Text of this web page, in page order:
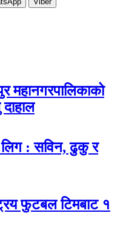
महानगरपालिकाको
लिग : सविन, ढुकु र
फुटबल टिमबाट १